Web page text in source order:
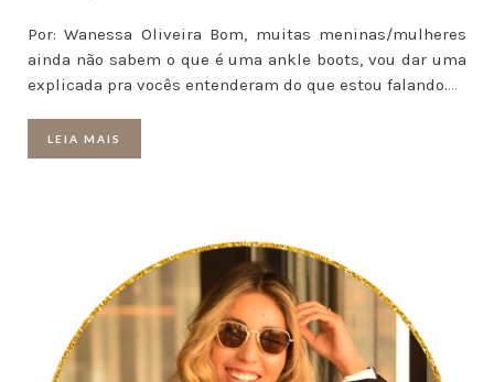
Por: Wanessa Oliveira Bom, muitas meninas/mulheres
ainda não sabem o que é uma ankle boots, vou dar uma
explicada pra vocês entenderam do que estou falando.…
LEIA MAIS